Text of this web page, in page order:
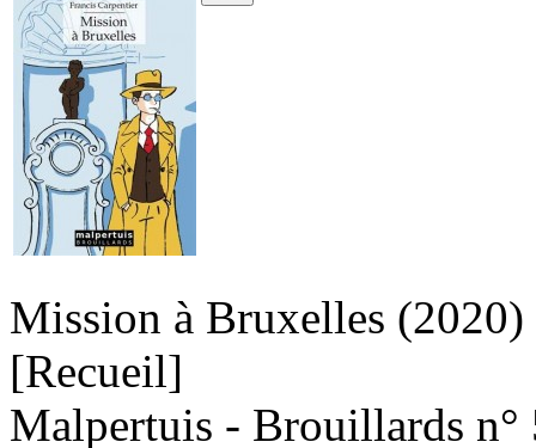
Mission à Bruxelles (2020)
[Recueil]
Malpertuis - Brouillards n°